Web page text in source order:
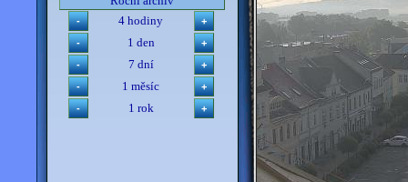
4 hodiny
1 den
7 dní
1 měsíc
1 rok